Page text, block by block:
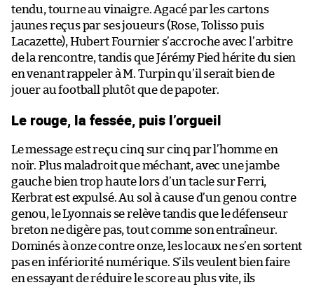
tendu, tourne au vinaigre. Agacé par les cartons
jaunes reçus par ses joueurs (Rose, Tolisso puis
Lacazette), Hubert Fournier s’accroche avec l’arbitre
de la rencontre, tandis que Jérémy Pied hérite du sien
en venant rappeler à M. Turpin qu’il serait bien de
jouer au football plutôt que de papoter.
Le rouge, la fessée, puis l’orgueil
Le message est reçu cinq sur cinq par l’homme en
noir. Plus maladroit que méchant, avec une jambe
gauche bien trop haute lors d’un tacle sur Ferri,
Kerbrat est expulsé. Au sol à cause d’un genou contre
genou, le Lyonnais se relève tandis que le défenseur
breton ne digère pas, tout comme son entraîneur.
Dominés à onze contre onze, les locaux ne s’en sortent
pas en infériorité numérique. S’ils veulent bien faire
en essayant de réduire le score au plus vite, ils